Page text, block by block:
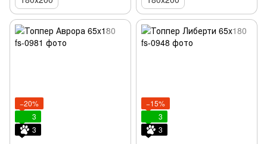
−20%
3
3
−15%
3
3